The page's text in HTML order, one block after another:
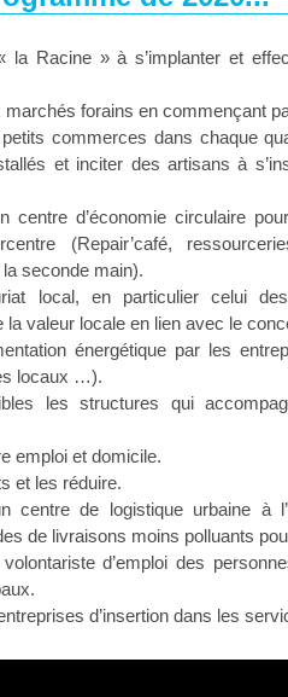
la Racine » à s’implanter et
marchés forains en commençant
petits commerces dans chaque
et inciter des artisans à
centre d’économie circulaire
(Repair’café,
seconde main).
local, en particulier celui
la valeur locale en lien avec le
énergétique par les
locaux …).
les structures qui
emploi et domicile.
et les réduire.
centre de logistique urbaine à
de livraisons moins polluants
d’emploi des
d’insertion dans les